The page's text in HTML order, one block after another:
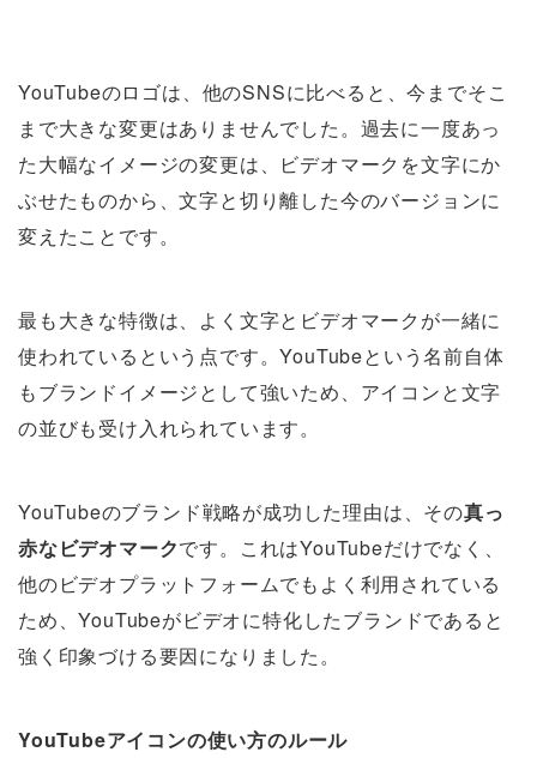
YouTubeのロゴは、他のSNSに比べると、今までそこ
まで大きな変更はありませんでした。過去に一度あっ
た大幅なイメージの変更は、ビデオマークを文字にか
ぶせたものから、文字と切り離した今のバージョンに
変えたことです。
最も大きな特徴は、よく文字とビデオマークが一緒に
使われているという点です。YouTubeという名前自体
もブランドイメージとして強いため、アイコンと文字
の並びも受け入れられています。
YouTubeのブランド戦略が成功した理由は、その真っ
赤なビデオマークです。これはYouTubeだけでなく、
他のビデオプラットフォームでもよく利用されている
ため、YouTubeがビデオに特化したブランドであると
強く印象づける要因になりました。
YouTubeアイコンの使い方のルール